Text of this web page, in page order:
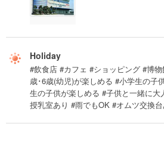
Holiday
#飲食店 #カフェ #ショッピング #博
歳･6歳(幼児)が楽しめる #小学生の子
生の子供が楽しめる #子供と一緒に
授乳室あり #雨でもOK #オムツ交換